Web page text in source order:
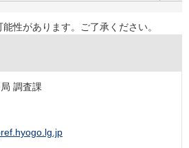
性があります。ご了承ください。
調査課